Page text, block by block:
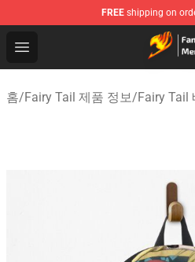
FREE shipping on
Open menu
Fairy Tail Store - Official
홈/Fairy Tail 제품 정보/Fairy Tail